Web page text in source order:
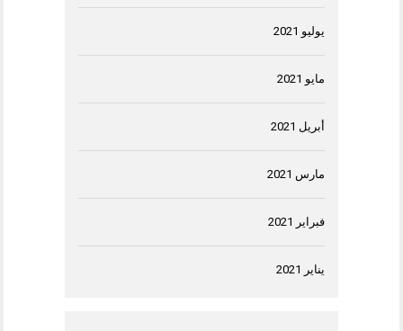
يوليو 2021
مايو 2021
أبريل 2021
مارس 2021
فبراير 2021
يناير 2021